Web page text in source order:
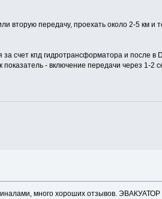
вторую передачу, проехать около 2-5 км и
счет кпд гидротрансформатора и после в
- включение передачи через 1-2
много хороших отзывов. ЭВАКУАТОР